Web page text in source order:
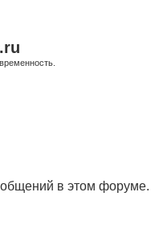
в этом форуме.